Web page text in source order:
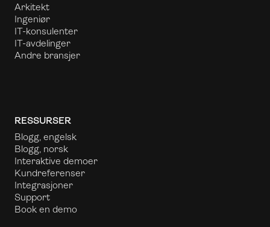
Arkitekt
Ingeniør
IT-konsulenter
IT-avdelinger
Andre bransjer
RESSURSER
Blogg, engelsk
Blogg, norsk
Interaktive demoer
Kundreferenser
Integrasjoner
Support
Book en demo